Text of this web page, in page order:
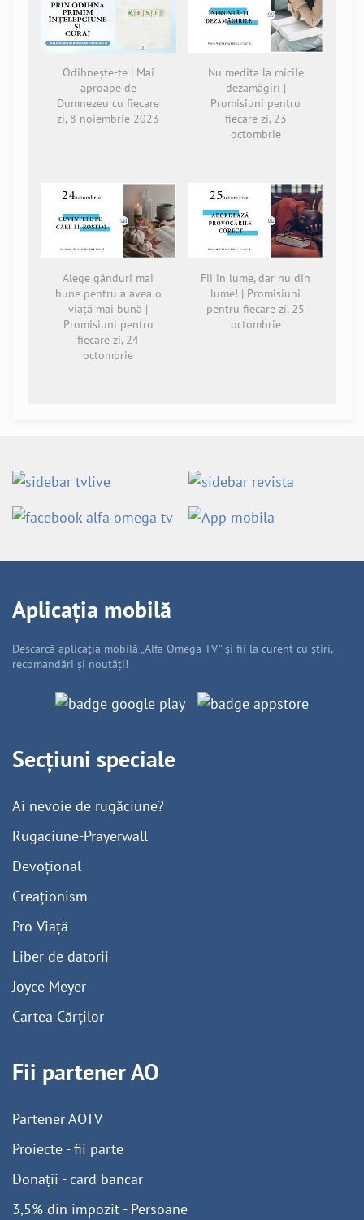
Odihnește-te | Mai
aproape de
Dumnezeu cu fiecare
zi, 8 noiembrie 2023
Nu medita la micile
dezamăgiri |
Promisiuni pentru
fiecare zi, 23
octombrie
Alege gânduri mai
bune pentru a avea o
viață mai bună |
Promisiuni pentru
fiecare zi, 24
octombrie
Fii în lume, dar nu din
lume! | Promisiuni
pentru fiecare zi, 25
octombrie
Aplicația mobilă
Descarcă aplicația mobilă „Alfa Omega TV” și fii la curent cu știri,
recomandări și noutăți!
Secțiuni speciale
Ai nevoie de rugăciune?
Rugaciune-Prayerwall
Devoțional
Creaționism
Pro-Viață
Liber de datorii
Joyce Meyer
Cartea Cărților
Fii partener AO
Partener AOTV
Proiecte - fii parte
Donații - card bancar
3,5% din impozit - Persoane